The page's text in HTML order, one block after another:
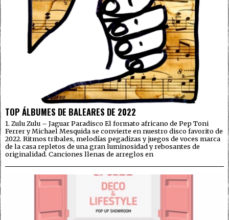
TOP ÁLBUMES DE BALEARES DE 2022
1. Zulu Zulu – Jaguar Paradisco El formato africano de Pep Toni
Ferrer y Michael Mesquida se convierte en nuestro disco favorito de
2022. Ritmos tribales, melodías pegadizas y juegos de voces marca
de la casa repletos de una gran luminosidad y rebosantes de
originalidad. Canciones llenas de arreglos en